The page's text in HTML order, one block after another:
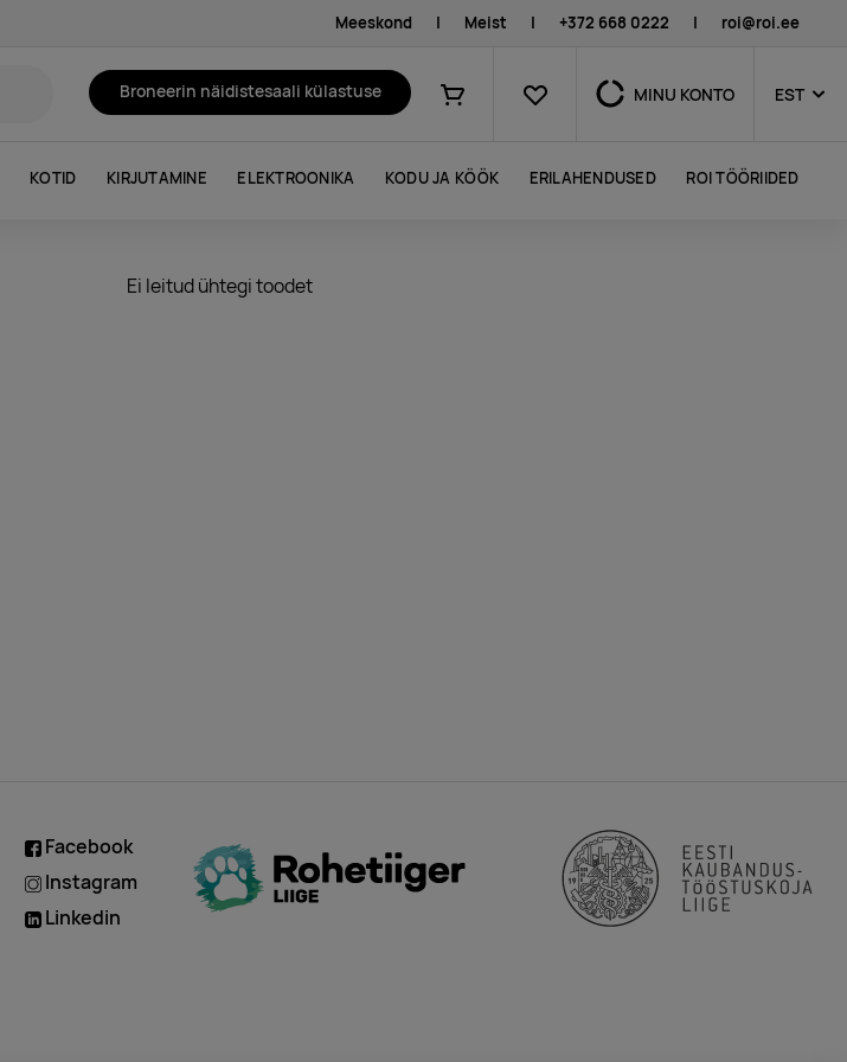
Meeskond | Meist | +372 668 0222 | roi@roi.ee
Broneerin näidistesaali külastuse
Ostukorv
Lemmikud MINU KONTO EST
KOTID KIRJUTAMINE ELEKTROONIKA KODU JA KÖÖK ERILAHENDUSED ROI TÖÖRIIDED
Ei leitud ühtegi toodet
Facebook
Instagram
Linkedin